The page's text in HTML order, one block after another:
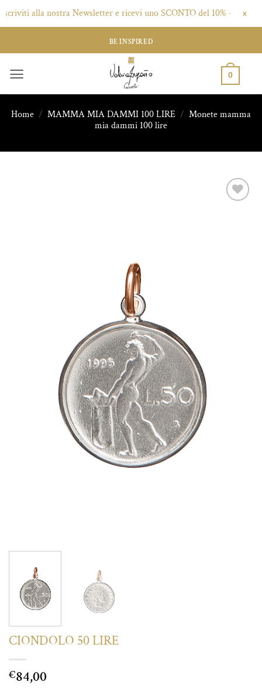
X
alla nostra Newsletter e ricevi uno SCONTO del 10% - Clicca qui!
BE INSPIRED
0
Home / MAMMA MIA DAMMI 100 LIRE / Monete mamma
mia dammi 100 lire
CIONDOLO 50 LIRE
€84,00